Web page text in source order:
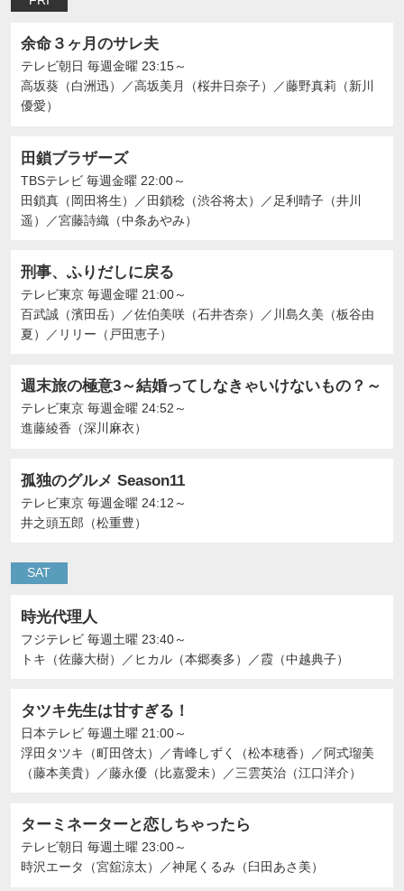
余命３ヶ月のサレ夫
テレビ朝日 毎週金曜 23:15～
高坂葵（白洲迅）
／高坂美月（桜井日奈子） ／藤野真莉（新川
優愛）
田鎖ブラザーズ
TBSテレビ 毎週金曜 22:00～
田鎖真（岡田将生）
／田鎖稔（渋谷将太） ／ 足利晴子（井川
遥）
／宮藤詩織（中条あやみ）
刑事、ふりだしに戻る
テレビ東京 毎週金曜 21:00～
百武誠（濱田岳）
／佐伯美咲（石井杏奈） ／ 川島久美（板谷由
夏）
／ リリー（戸田恵子）
週末旅の極意3～結婚ってしなきゃいけないもの？～
テレビ東京 毎週金曜 24:52～
進藤綾香（深川麻衣）
孤独のグルメ Season11
テレビ東京 毎週金曜 24:12～
井之頭五郎（松重豊）
SAT
時光代理人
フジテレビ 毎週土曜 23:40～
トキ（佐藤大樹）
／ ヒカル（本郷奏多） ／霞（中越典子）
タツキ先生は甘すぎる！
日本テレビ 毎週土曜 21:00～
浮田タツキ（町田啓太）
／青峰しずく（松本穂香） ／ 阿式瑠美
（藤本美貴）
／藤永優（比嘉愛未） ／三雲英治（江口洋介）
ターミネーターと恋しちゃったら
テレビ朝日 毎週土曜 23:00～
時沢エータ（宮舘涼太）
／神尾くるみ（臼田あさ美）